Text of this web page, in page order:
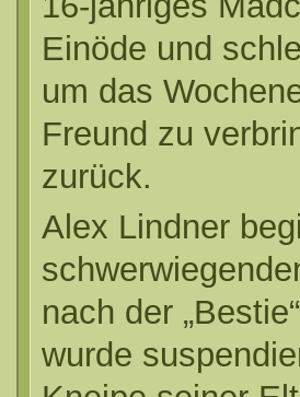
Einöde und
um das
Freund zu
zurück.
Alex Lindner
nach der
wurde